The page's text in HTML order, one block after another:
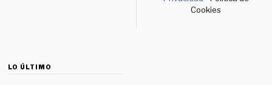
Cookies
LO ÚLTIMO